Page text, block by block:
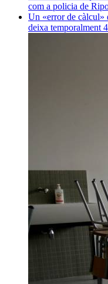
com a policia de
Un «error de càlcul»
deixa temporalment